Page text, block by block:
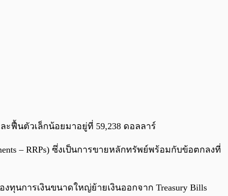
ะฟื้นตัวเล็กน้อยมาอยู่ที่ 59,238 ดอลลาร์
– RRPs) ซึ่งเป็นการขายหลักทรัพย์พร้อมกับข้อตกลงที่
ทุนการเงินขนาดใหญ่ย้ายเงินออกจาก Treasury Bills